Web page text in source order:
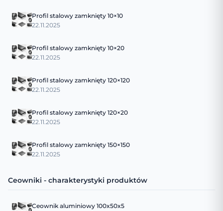
Profil stalowy zamknięty 10×10
22.11.2025
Profil stalowy zamknięty 10×20
22.11.2025
Profil stalowy zamknięty 120×120
22.11.2025
Profil stalowy zamknięty 120×20
22.11.2025
Profil stalowy zamknięty 150×150
22.11.2025
Ceowniki - charakterystyki produktów
Ceownik aluminiowy 100x50x5